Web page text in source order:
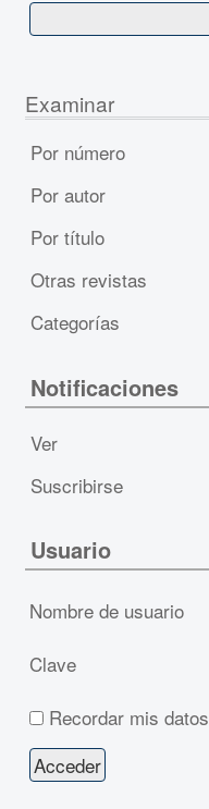
Examinar
Por número
Por autor
Por título
Otras revistas
Categorías
Notificaciones
Ver
Suscribirse
Usuario
Nombre de usuario
Clave
Recordar mis datos